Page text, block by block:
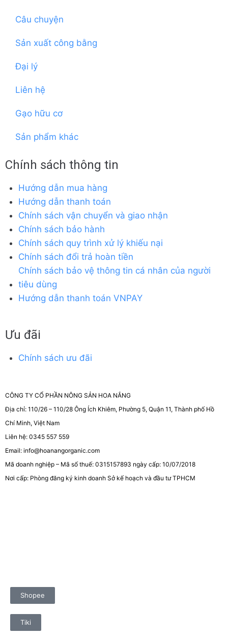
Câu chuyện
Sản xuất công bằng
Đại lý
Liên hệ
Gạo hữu cơ
Sản phẩm khác
Chính sách thông tin
Hướng dẫn mua hàng
Hướng dẫn thanh toán
Chính sách vận chuyển và giao nhận
Chính sách bảo hành
Chính sách quy trình xử lý khiếu nại
Chính sách đổi trả hoàn tiền
Chính sách bảo vệ thông tin cá nhân của người
tiêu dùng
Hướng dẫn thanh toán VNPAY
Ưu đãi
Chính sách ưu đãi
CÔNG TY CỔ PHẦN NÔNG SẢN HOA NẮNG
Địa chỉ: 110/26 – 110/28 Ông Ích Khiêm, Phường 5, Quận 11, Thành phố Hồ
Chí Minh, Việt Nam
Liên hệ: 0345 557 559
Email: info@hoanangorganic.com
Mã doanh nghiệp – Mã số thuế: 0315157893 ngày cấp: 10/07/2018
Nơi cấp: Phòng đăng ký kinh doanh Sở kế hoạch và đầu tư TPHCM
Shopee
Tiki